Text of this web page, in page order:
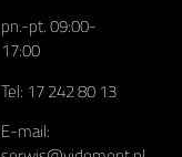
pn.-pt. 09:00-
17:00
Tel: 17 242 80 13
E-mail: